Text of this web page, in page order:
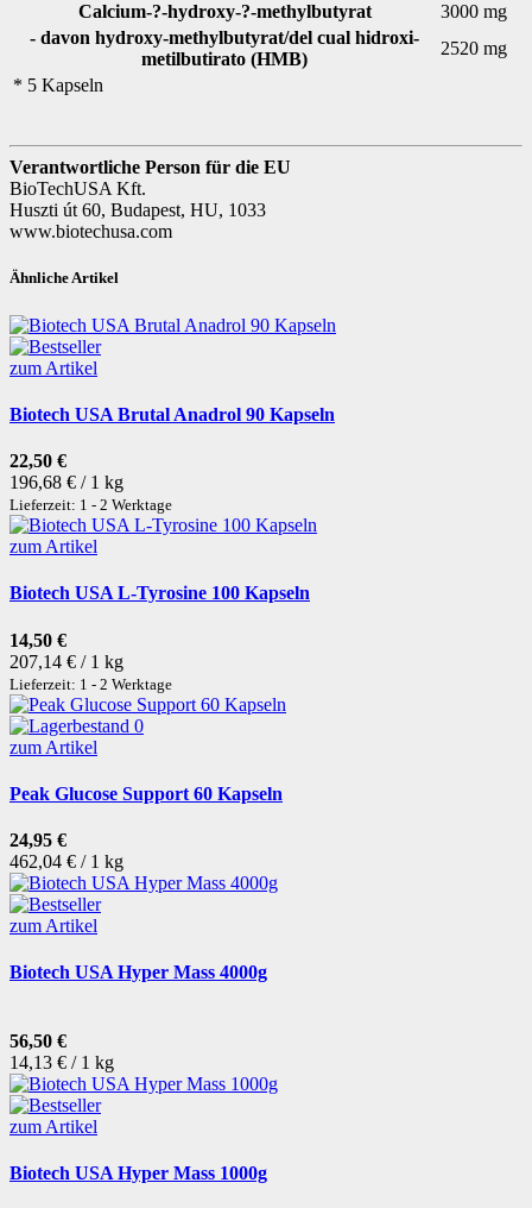
Calcium-?-hydroxy-?-methylbutyrat
3000 mg
- davon hydroxy-methylbutyrat/del cual hidroxi-
metilbutirato (HMB)
2520 mg
* 5 Kapseln
Verantwortliche Person für die EU
BioTechUSA Kft.
Huszti út 60, Budapest, HU, 1033
www.biotechusa.com
Ähnliche Artikel
zum Artikel
Biotech USA Brutal Anadrol 90 Kapseln
22,50 €
196,68 € / 1 kg
Lieferzeit: 1 - 2 Werktage
zum Artikel
Biotech USA L-Tyrosine 100 Kapseln
14,50 €
207,14 € / 1 kg
Lieferzeit: 1 - 2 Werktage
zum Artikel
Peak Glucose Support 60 Kapseln
24,95 €
462,04 € / 1 kg
zum Artikel
Biotech USA Hyper Mass 4000g
56,50 €
14,13 € / 1 kg
zum Artikel
Biotech USA Hyper Mass 1000g